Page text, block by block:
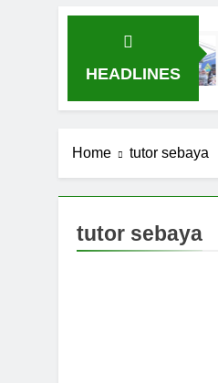
HEADLINES
PW
2 Years
Home tutor sebaya
tutor sebaya